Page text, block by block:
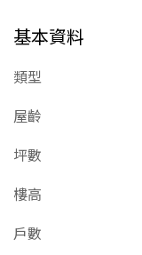
基本資料
類型
屋齡
坪數
樓高
戶數